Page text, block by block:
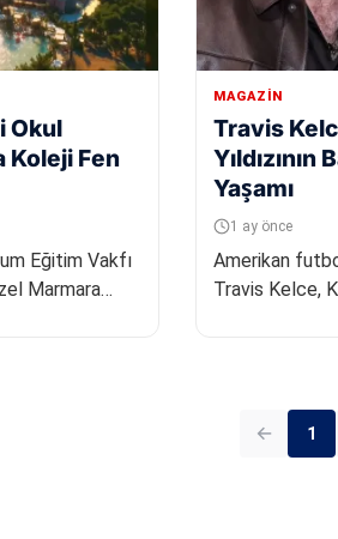
Okul
Koleji Fen
Eğitim Vakfı
Marmara
MAGAZIN
Travis
Yaşamı
1 ay önce
Amerikan
Travis Kelce,
1